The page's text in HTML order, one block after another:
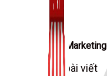
Zalo Marketing
104 bài viết